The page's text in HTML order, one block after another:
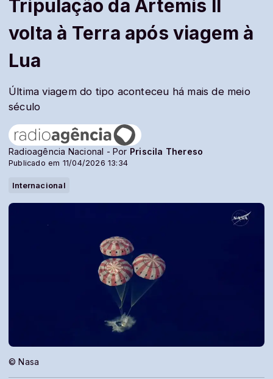
Tripulação da Artemis II
volta à Terra após viagem à
Lua
Última viagem do tipo aconteceu há mais de meio
século
Radioagência Nacional - Por Priscila Thereso
Publicado em 11/04/2026 13:34
Internacional
© Nasa